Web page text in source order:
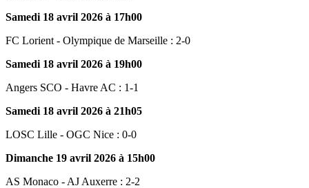
Samedi 18 avril 2026 à 17h00
FC Lorient - Olympique de Marseille : 2-0
Samedi 18 avril 2026 à 19h00
Angers SCO - Havre AC : 1-1
Samedi 18 avril 2026 à 21h05
LOSC Lille - OGC Nice : 0-0
Dimanche 19 avril 2026 à 15h00
AS Monaco - AJ Auxerre : 2-2